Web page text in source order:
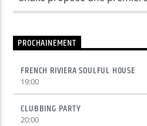
PROCHAINEMENT
FRENCH RIVIERA SOULFUL HOUSE
19:00
CLUBBING PARTY
20:00